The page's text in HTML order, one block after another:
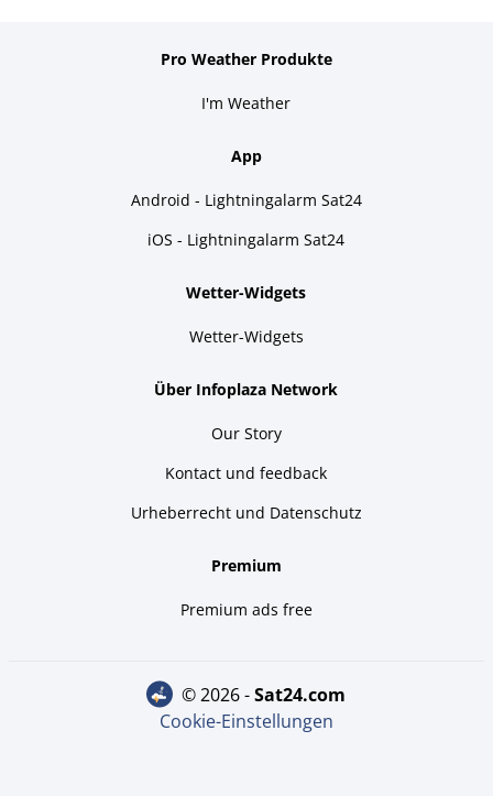
Pro Weather Produkte
I'm Weather
App
Android - Lightningalarm Sat24
iOS - Lightningalarm Sat24
Wetter-Widgets
Wetter-Widgets
Über Infoplaza Network
Our Story
Kontact und feedback
Urheberrecht und Datenschutz
Premium
Premium ads free
© 2026 - sat24.com
Cookie-Einstellungen